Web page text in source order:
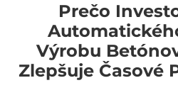
Aplikácia
Aktuality
Prečo
Výrobu
Zlepšuje Časové